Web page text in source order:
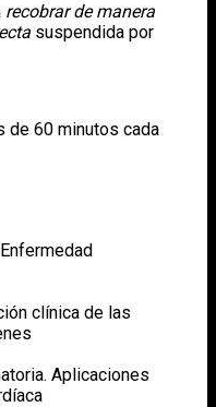
recobrar de manera
suspendida por
de 60 minutos cada
clínica de las
Aplicaciones